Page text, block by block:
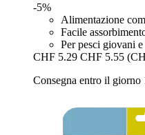
-5%
Alimentazione
Facile
Per pesci giovani
CHF 5.29 CHF 5.55
Consegna entro il giorno